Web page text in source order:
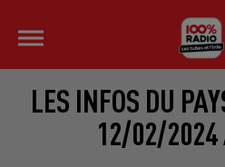
LES INFOS DU
12/02/2024